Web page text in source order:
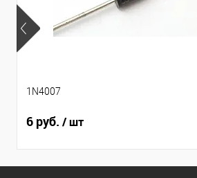
1N4007
6 руб. / шт